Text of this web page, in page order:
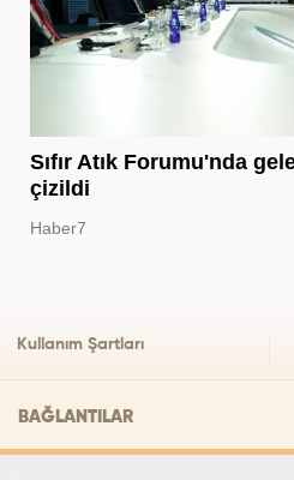
Sıfır Atık Forumu'nda
çizildi
Haber7
Kullanım Şartları
BAĞLANTILAR